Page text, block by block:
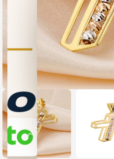
Click to enlarge